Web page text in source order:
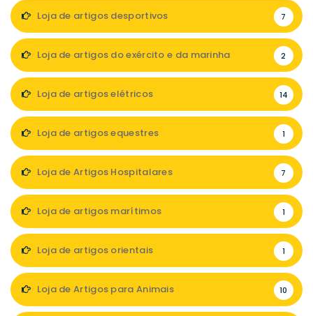
Loja de artigos desportivos 7
Loja de artigos do exército e da marinha 2
Loja de artigos elétricos 14
Loja de artigos equestres 1
Loja de Artigos Hospitalares 7
Loja de artigos marítimos 1
Loja de artigos orientais 1
Loja de Artigos para Animais 10